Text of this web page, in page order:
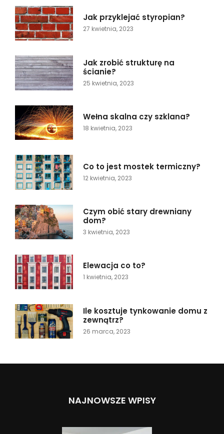
Jak przyklejać styropian?
27 kwietnia, 2023
Jak zrobić strukturę na
ścianie?
25 kwietnia, 2023
Wełna skalna czy szklana?
18 kwietnia, 2023
Co to jest mostek termiczny?
12 kwietnia, 2023
Czym obić stary drewniany
dom?
3 kwietnia, 2023
Elewacja co to?
1 kwietnia, 2023
Ile kosztuje tynkowanie domu z
zewnątrz?
26 marca, 2023
NAJNOWSZE WPISY